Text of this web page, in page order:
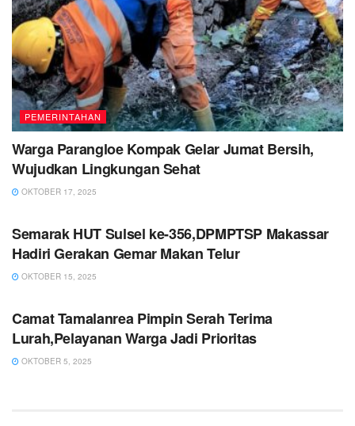
PEMERINTAHAN
Warga Parangloe Kompak Gelar Jumat Bersih,
Wujudkan Lingkungan Sehat
OKTOBER 17, 2025
Semarak HUT Sulsel ke-356,DPMPTSP Makassar
Hadiri Gerakan Gemar Makan Telur
OKTOBER 15, 2025
Camat Tamalanrea Pimpin Serah Terima
Lurah,Pelayanan Warga Jadi Prioritas
OKTOBER 5, 2025